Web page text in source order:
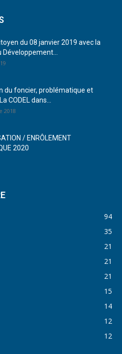
du 08 janvier 2019 avec la
du foncier, problématique et
CODEL dans...
2018
/ ENRÔLEMENT
2020
94
35
21
21
21
15
14
12
12